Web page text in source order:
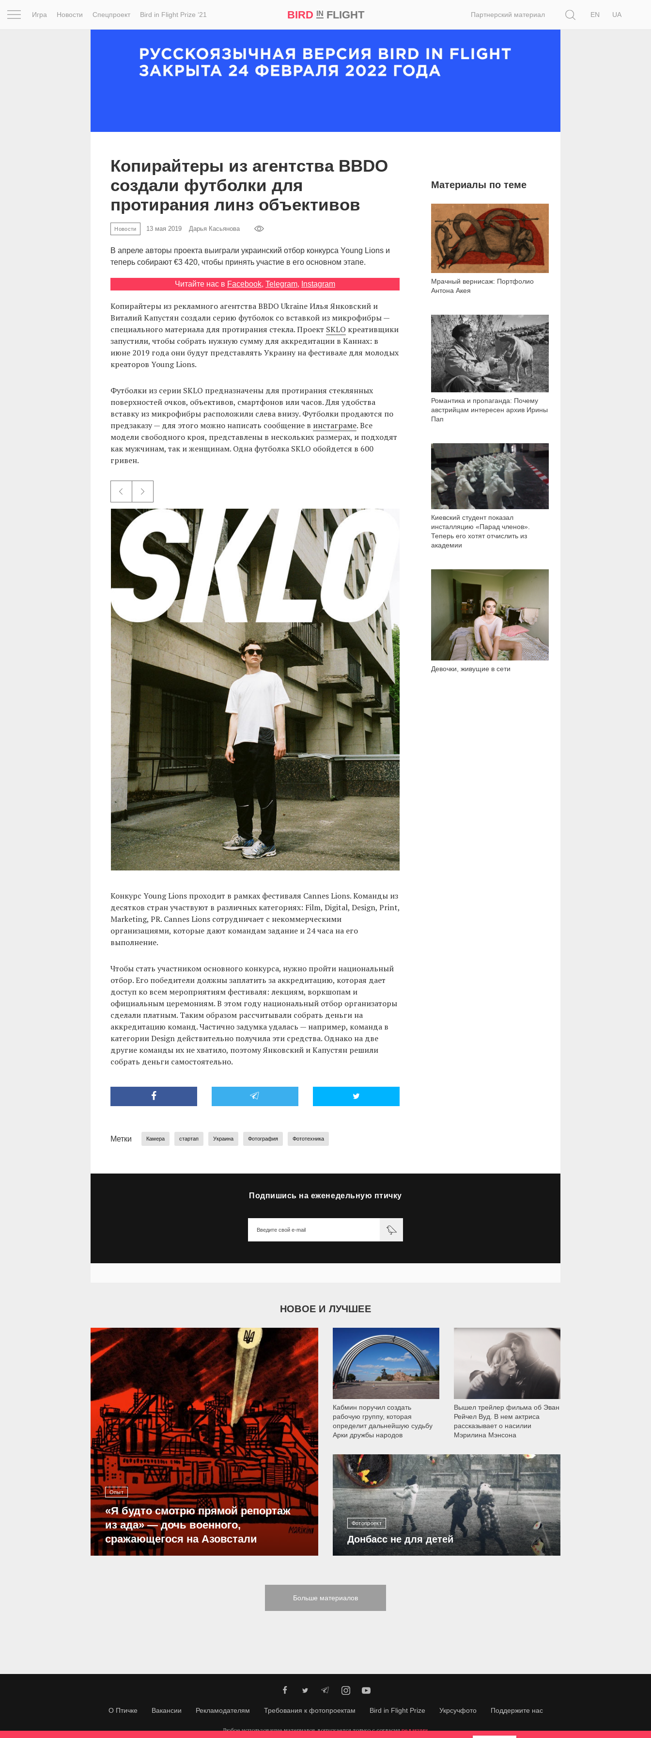
Игра Новости Спецпроект Bird in Flight Prize ‘21 BIRD INFLIGHT Партнерский материал
EN
UA
Копирайтеры из агентства BBDO
создали футболки для
протирания линз объективов
Новости 13 мая 2019 Дарья Касьянова
В апреле авторы проекта выиграли украинский отбор конкурса Young Lions и
теперь собирают €3 420, чтобы принять участие в его основном этапе.
Читайте нас в Facebook, Telegram, Instagram
Копирайтеры из рекламного агентства BBDO Ukraine Илья Янковский и
Виталий Капустян создали серию футболок со вставкой из микрофибры —
специального материала для протирания стекла. Проект SKLO креативщики
запустили, чтобы собрать нужную сумму для аккредитации в Каннах: в
июне 2019 года они будут представлять Украину на фестивале для молодых
креаторов Young Lions.
Футболки из серии SKLO предназначены для протирания стеклянных
поверхностей очков, объективов, смартфонов или часов. Для удобства
вставку из микрофибры расположили слева внизу. Футболки продаются по
предзаказу — для этого можно написать сообщение в инстаграме. Все
модели свободного кроя, представлены в нескольких размерах, и подходят
как мужчинам, так и женщинам. Одна футболка SKLO обойдется в 600
гривен.
Конкурс Young Lions проходит в рамках фестиваля Cannes Lions. Команды из
десятков стран участвуют в различных категориях: Film, Digital, Design, Print,
Marketing, PR. Cannes Lions сотрудничает с некоммерческими
организациями, которые дают командам задание и 24 часа на его
выполнение.
Чтобы стать участником основного конкурса, нужно пройти национальный
отбор. Его победители должны заплатить за аккредитацию, которая дает
доступ ко всем мероприятиям фестиваля: лекциям, воркшопам и
официальным церемониям. В этом году национальный отбор организаторы
сделали платным. Таким образом рассчитывали собрать деньги на
аккредитацию команд. Частично задумка удалась — например, команда в
категории Design действительно получила эти средства. Однако на две
другие команды их не хватило, поэтому Янковский и Капустян решили
собрать деньги самостоятельно.
Метки Камера стартап Украина Фотография Фототехника
Материалы по теме
Мрачный вернисаж: Портфолио
Антона Акея
4 094
Романтика и пропаганда: Почему
австрийцам интересен архив Ирины
Пап
2 809
Киевский студент показал
инсталляцию «Парад членов».
Теперь его хотят отчислить из
академии
20 071
Девочки, живущие в сети
171 896
Подпишись на еженедельную птичку
НОВОЕ И ЛУЧШЕЕ
Опыт
«Я будто смотрю прямой репортаж
из ада» — дочь военного,
сражающегося на Азовстали
39 287
Кабмин поручил создать
рабочую группу, которая
определит дальнейшую судьбу
Арки дружбы народов
9 786
Вышел трейлер фильма об Эван
Рейчел Вуд. В нем актриса
рассказывает о насилии
Мэрилина Мэнсона
Фотопроект
Донбасс не для детей
12 298
Больше материалов
О Птичке Вакансии Рекламодателям Требования к фотопроектам Bird in Flight Prize Укрсучфото Поддержите нас
Любое использование материалов допускается только с согласияредакции.